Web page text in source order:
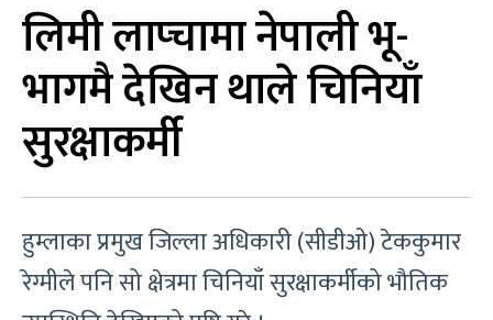
लिमी लाप्चामा नेपाली भू-
भागमै देखिन थाले चिनियाँ
सुरक्षाकर्मी
हुम्लाका प्रमुख जिल्ला अधिकारी (सीडीओ) टेककुमार
रेग्मीले पनि सो क्षेत्रमा चिनियाँ सुरक्षाकर्मीको भौतिक